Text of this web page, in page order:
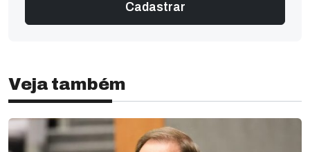
Veja também